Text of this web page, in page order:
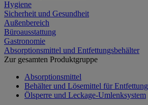
Hygiene
Sicherheit und Gesundheit
Außenbereich
Büroausstattung
Gastronomie
Absorptionsmittel und Entfettungsbehälter
Zur gesamten Produktgruppe
Absorptionsmittel
Behälter und Lösemittel für Entfettung
Ölsperre und Leckage-Umlenksystem